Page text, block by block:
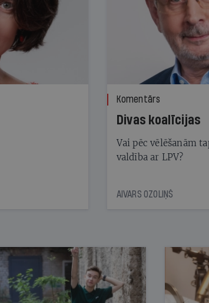
Komentārs
Divas koalīcijas
Vai pēc vēlēšanām
valdība ar LPV?
AIVARS OZOLIŅŠ